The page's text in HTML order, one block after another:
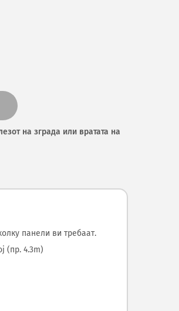
на зграда или вратата на
панели ви требаат.
(пр. 4.3m)